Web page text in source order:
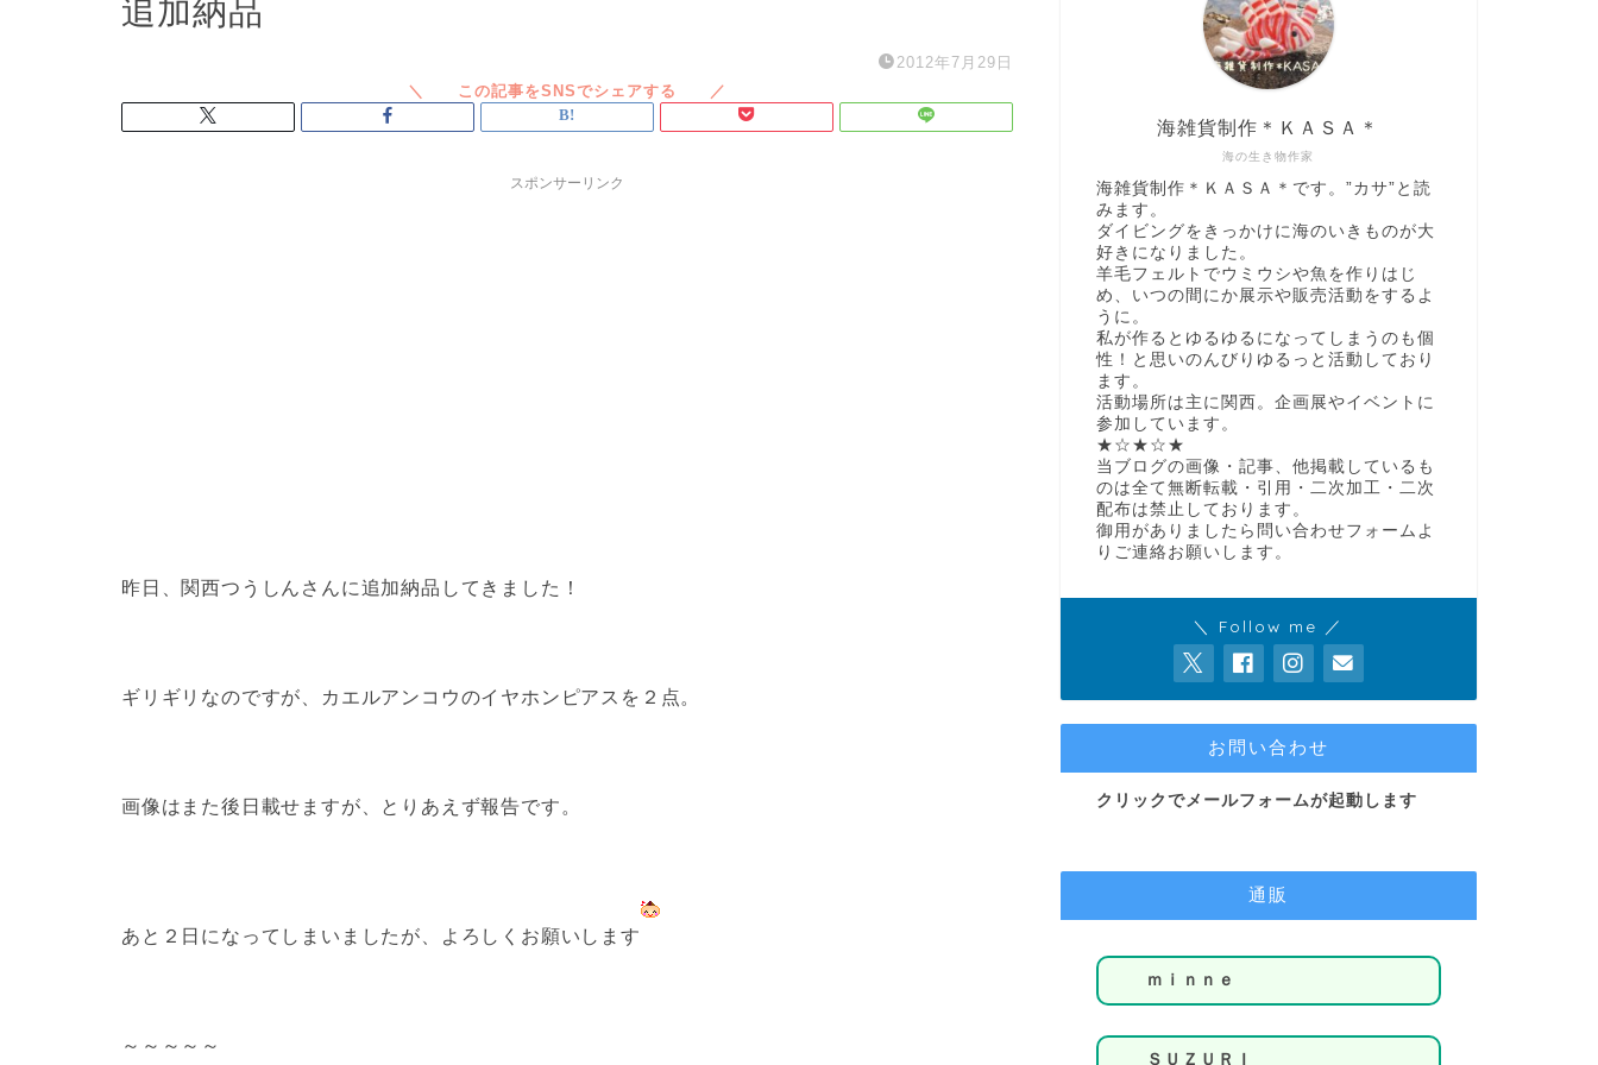
追加納品
2012年7月29日
スポンサーリンク
昨日、関西つうしんさんに追加納品してきました！
ギリギリなのですが、カエルアンコウのイヤホンピアスを２点。
画像はまた後日載せますが、とりあえず報告です。
あと２日になってしまいましたが、よろしくお願いします
～～～～～
海の生き物作家
海雑貨制作＊ＫＡＳＡ＊
海雑貨制作＊ＫＡＳＡ＊です。”カサ”と読
みます。
ダイビングをきっかけに海のいきものが大
好きになりました。
羊毛フェルトでウミウシや魚を作りはじ
め、いつの間にか展示や販売活動をするよ
うに。
私が作るとゆるゆるになってしまうのも個
性！と思いのんびりゆるっと活動しており
ます。
活動場所は主に関西。企画展やイベントに
参加しています。
★☆★☆★
当ブログの画像・記事、他掲載しているも
のは全て無断転載・引用・二次加工・二次
配布は禁止しております。
御用がありましたら問い合わせフォームよ
りご連絡お願いします。
＼ Follow me ／
お問い合わせ
クリックでメールフォームが起動します
通販
ｍｉｎｎｅ
ＳＵＺＵＲＩ